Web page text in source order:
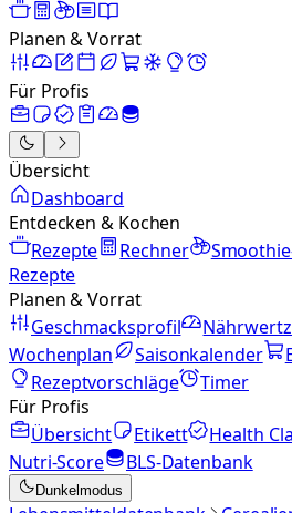
Planen & Vorrat
Für Profis
Übersicht
Dashboard
Entdecken & Kochen
Rezepte
Rechner
Rezepte
Planen & Vorrat
Geschmacksprofil
Wochenplan
Saisonkalender
Rezeptvorschläge
Timer
Für Profis
Übersicht
Etikett Health
Nutri-Score
BLS-Datenbank
Dunkelmodus